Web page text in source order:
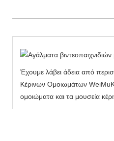
Έχουμε λάβει άδεια από
Κέρινων Ομοιωμάτων
ομοιώματα και τα μουσεία